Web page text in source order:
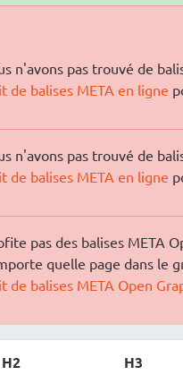
n'avons pas trouvé de
de balises META en ligne
n'avons pas trouvé de
de balises META en ligne
pas des balises META
quelle page dans le
balises META Open
H2 H3